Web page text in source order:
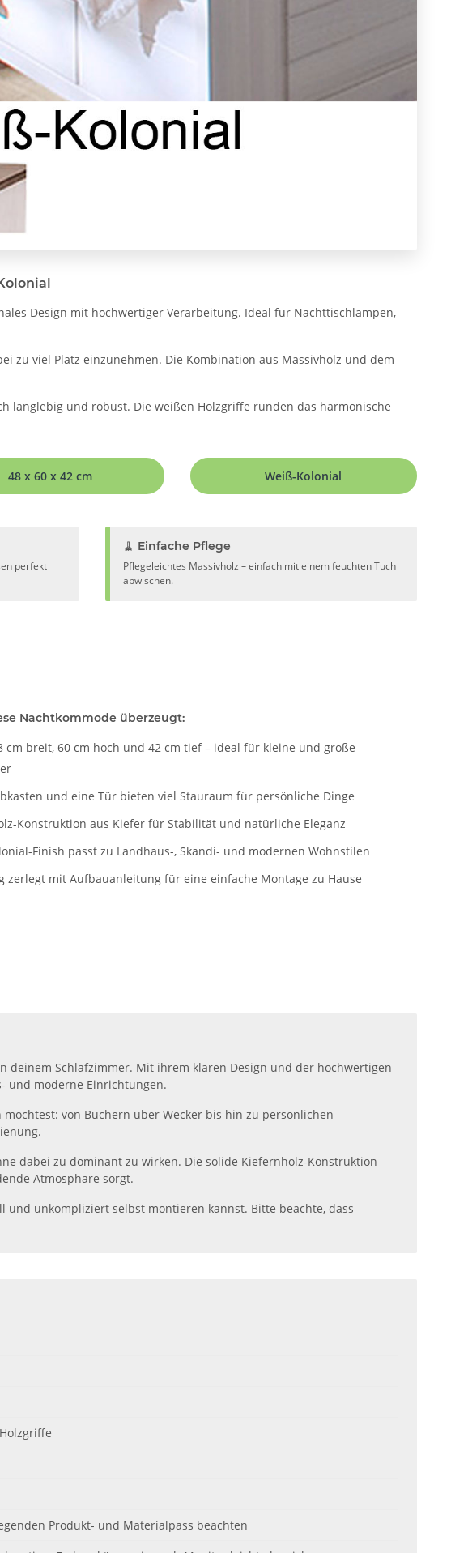
Design mit hochwertiger Verarbeitung. Ideal für Nachttischlampen,
zu viel Platz einzunehmen. Die Kombination aus Massivholz und dem
langlebig und robust. Die weißen Holzgriffe runden das harmonische
48 x 60 x 42 cm Weiß-Kolonial
perfekt
🧹 Einfache Pflege
Pflegeleichtes Massivholz – einfach mit einem feuchten Tuch
abwischen.
Nachtkommode überzeugt:
cm breit, 60 cm hoch und 42 cm tief – ideal für kleine und große
und eine Tür bieten viel Stauraum für persönliche Dinge
Konstruktion aus Kiefer für Stabilität und natürliche Eleganz
Finish passt zu Landhaus-, Skandi- und modernen Wohnstilen
zerlegt mit Aufbauanleitung für eine einfache Montage zu Hause
deinem Schlafzimmer. Mit ihrem klaren Design und der hochwertigen
und moderne Einrichtungen.
von Büchern über Wecker bis hin zu persönlichen
dabei zu dominant zu wirken. Die solide Kiefernholz-Konstruktion
Atmosphäre sorgt.
unkompliziert selbst montieren kannst. Bitte beachte, dass
Produkt- und Materialpass beachten